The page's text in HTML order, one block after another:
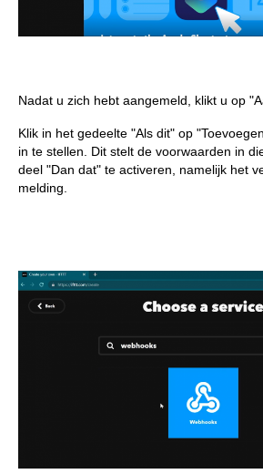
Nadat u zich hebt aangemeld, klikt u op
Klik in het gedeelte "Als dit" op
in te stellen. Dit stelt de voorwaarden in
deel "Dan dat" te activeren, namelijk het
melding.